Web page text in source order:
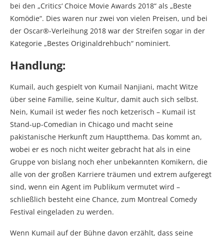
bei den „Critics‘ Choice Movie Awards 2018“ als „Beste
Komödie“. Dies waren nur zwei von vielen Preisen, und bei
der Oscar®-Verleihung 2018 war der Streifen sogar in der
Kategorie „Bestes Originaldrehbuch“ nominiert.
Handlung:
Kumail, auch gespielt von Kumail Nanjiani, macht Witze
über seine Familie, seine Kultur, damit auch sich selbst.
Nein, Kumail ist weder fies noch ketzerisch – Kumail ist
Stand-up-Comedian in Chicago und macht seine
pakistanische Herkunft zum Hauptthema. Das kommt an,
wobei er es noch nicht weiter gebracht hat als in eine
Gruppe von bislang noch eher unbekannten Komikern, die
alle von der großen Karriere träumen und extrem aufgeregt
sind, wenn ein Agent im Publikum vermutet wird –
schließlich besteht eine Chance, zum Montreal Comedy
Festival eingeladen zu werden.
Wenn Kumail auf der Bühne davon erzählt, dass seine